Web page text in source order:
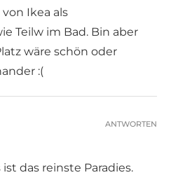
Ikea als
Teilw im Bad. Bin aber
wäre schön oder
:(
das reinste Paradies.
ANTWORTEN